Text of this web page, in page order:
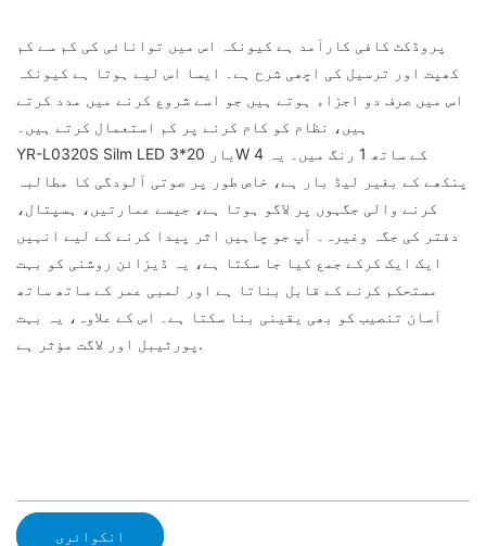
پروڈکٹ کافی کارآمد ہے کیونکہ اس میں توانائی کی کم سے کم
کھپت اور ترسیل کی اچھی شرح ہے۔ ایسا اس لیے ہوتا ہے کیونکہ
اس میں صرف دو اجزاء ہوتے ہیں جو اسے شروع کرنے میں مدد کرتے
ہیں، نظام کو کام کرنے پر کم استعمال کرتے ہیں۔
YR-L0320S Silm LED بار 20*3W 4 کے ساتھ 1 رنگ میں۔ یہ
پنکھے کے بغیر لیڈ بار ہے، خاص طور پر صوتی آلودگی کا مطالبہ
کرنے والی جگہوں پر لاگو ہوتا ہے، جیسے عمارتیں، ہسپتال،
دفتر کی جگہ وغیرہ۔ آپ جو چاہیں اثر پیدا کرنے کے لیے انہیں
ایک ایک کرکے جمع کیا جا سکتا ہے، یہ ڈیزائن روشنی کو بہت
مستحکم کرنے کے قابل بناتا ہے اور لمبی عمر کے ساتھ ساتھ
آسان تنصیب کو بھی یقینی بنا سکتا ہے۔ اس کے علاوہ، یہ بہت
پورٹیبل اور لاگت مؤثر ہے.
انکوائری